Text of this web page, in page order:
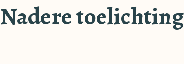
Nadere toelichting